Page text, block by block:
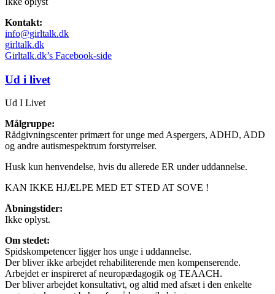
Kontakt:
info@girltalk.dk
girltalk.dk
Girltalk.dk’s Facebook-side
Ud i livet
Ud I Livet
Målgruppe:
Rådgivningscenter primært for unge med Aspergers, ADHD, ADD
og andre autismespektrum forstyrrelser.
Husk kun henvendelse, hvis du allerede ER under uddannelse.
KAN IKKE HJÆLPE MED ET STED AT SOVE !
Åbningstider:
Ikke oplyst.
Om stedet:
Spidskompetencer ligger hos unge i uddannelse.
Der bliver ikke arbejdet rehabiliterende men kompenserende.
Arbejdet er inspireret af neuropædagogik og TEAACH.
Der bliver arbejdet konsultativt, og altid med afsæt i den enkelte